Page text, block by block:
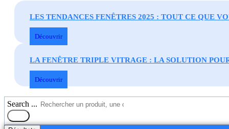
LES TENDANCES FENÊTRES 2025 : TOUT CE QUE
Découvrir
LA FENÊTRE TRIPLE VITRAGE : LA SOLUTION
Découvrir
Search ...